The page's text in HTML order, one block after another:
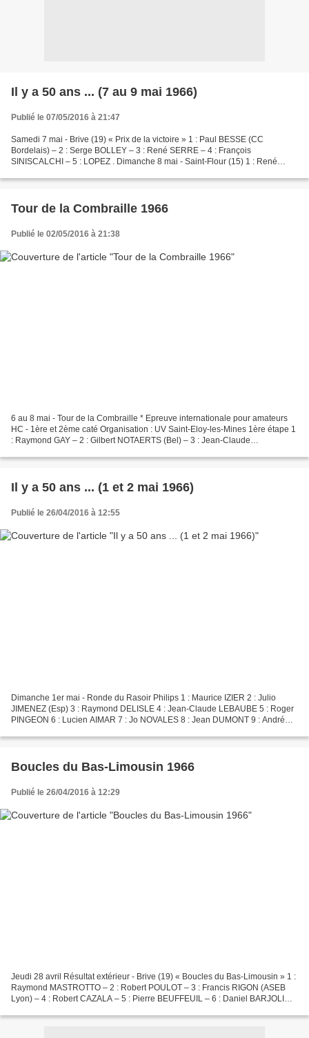
Il y a 50 ans ... (7 au 9 mai 1966)
Publié le 07/05/2016 à 21:47
Samedi 7 mai - Brive (19) « Prix de la victoire » 1 : Paul BESSE (CC
Bordelais) – 2 : Serge BOLLEY – 3 : René SERRE – 4 : François
SINISCALCHI – 5 : LOPEZ . Dimanche 8 mai - Saint-Flour (15) 1 : René
Tour de la Combraille 1966
Publié le 02/05/2016 à 21:38
6 au 8 mai - Tour de la Combraille * Epreuve internationale pour amateurs
HC - 1ère et 2ème caté Organisation : UV Saint-Eloy-les-Mines 1ère étape 1
: Raymond GAY – 2 : Gilbert NOTAERTS (Bel) – 3 : Jean-Claude
Il y a 50 ans ... (1 et 2 mai 1966)
Publié le 26/04/2016 à 12:55
Dimanche 1er mai - Ronde du Rasoir Philips 1 : Maurice IZIER 2 : Julio
JIMENEZ (Esp) 3 : Raymond DELISLE 4 : Jean-Claude LEBAUBE 5 : Roger
PINGEON 6 : Lucien AIMAR 7 : Jo NOVALES 8 : Jean DUMONT 9 : André
Boucles du Bas-Limousin 1966
Publié le 26/04/2016 à 12:29
Jeudi 28 avril Résultat extérieur - Brive (19) « Boucles du Bas-Limousin » 1 :
Raymond MASTROTTO – 2 : Robert POULOT – 3 : Francis RIGON (ASEB
Lyon) – 4 : Robert CAZALA – 5 : Pierre BEUFFEUIL – 6 : Daniel BARJOLIN –